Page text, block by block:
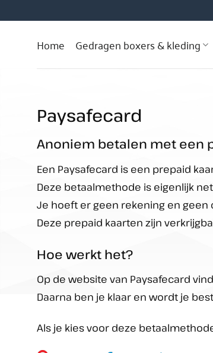
naar
Home Gedragen boxers & kleding
Paysafecard
Anoniem betalen met een
Een Paysafecard is een prepaid
Deze betaalmethode is eigenlijk
Je hoeft er geen rekening en
Deze prepaid kaarten zijn
Hoe werkt het?
Op de website van Paysafecard
Daarna ben je klaar en wordt je
Als je kies voor deze